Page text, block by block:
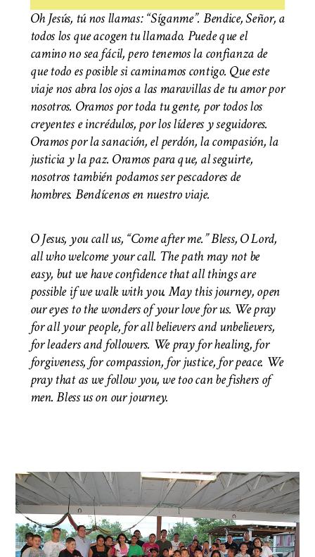
Oh Jesús, tú nos llamas: “Síganme”. Bendice, Señor, a
todos los que acogen tu llamado. Puede que el
camino no sea fácil, pero tenemos la confianza de
que todo es posible si caminamos contigo. Que este
viaje nos abra los ojos a las maravillas de tu amor por
nosotros. Oramos por toda tu gente, por todos los
creyentes e incrédulos, por los líderes y seguidores.
Oramos por la sanación, el perdón, la compasión, la
justicia y la paz. Oramos para que, al seguirte,
nosotros también podamos ser pescadores de
hombres. Bendícenos en nuestro viaje.
O Jesus, you call us, “Come after me.” Bless, O Lord,
all who welcome your call. The path may not be
easy, but we have confidence that all things are
possible if we walk with you. May this journey, open
our eyes to the wonders of your love for us. We pray
for all your people, for all believers and unbelievers,
for leaders and followers. We pray for healing, for
forgiveness, for compassion, for justice, for peace. We
pray that as we follow you, we too can be fishers of
men.Bless us on our journey.